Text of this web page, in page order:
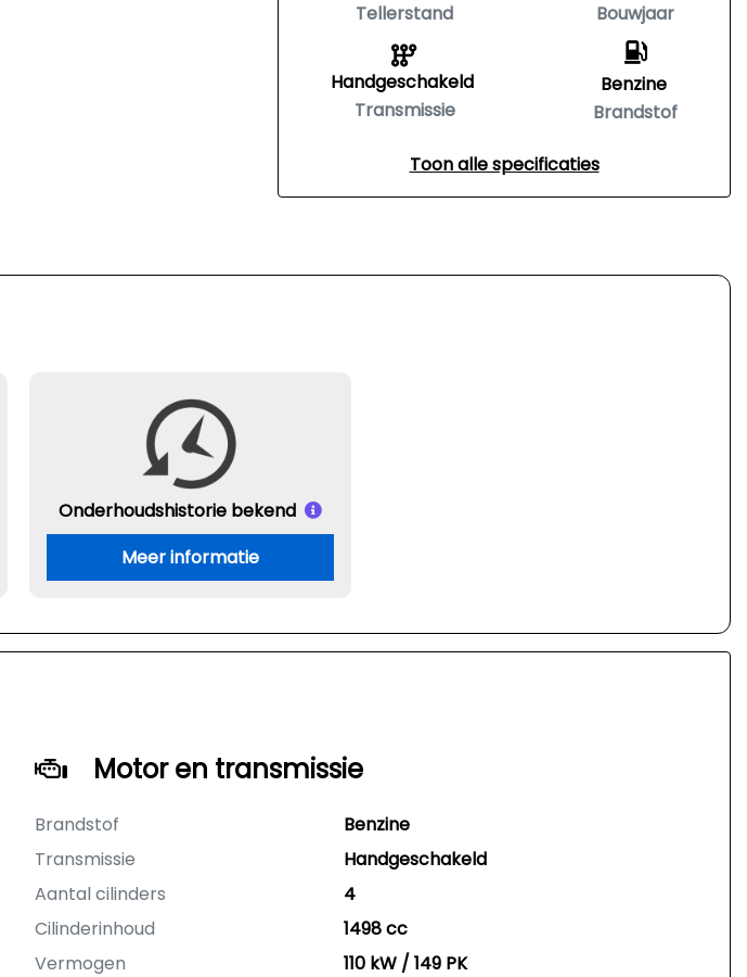
Tellerstand
Handgeschakeld
Transmissie
Bouwjaar
Benzine
Brandstof
Toon alle specificaties
Onderhoudshistorie bekend
Meer informatie
Motor en transmissie
Brandstof
Benzine
Transmissie
Handgeschakeld
Aantal cilinders
4
Cilinderinhoud
1498 cc
Vermogen
110 kW / 149 PK